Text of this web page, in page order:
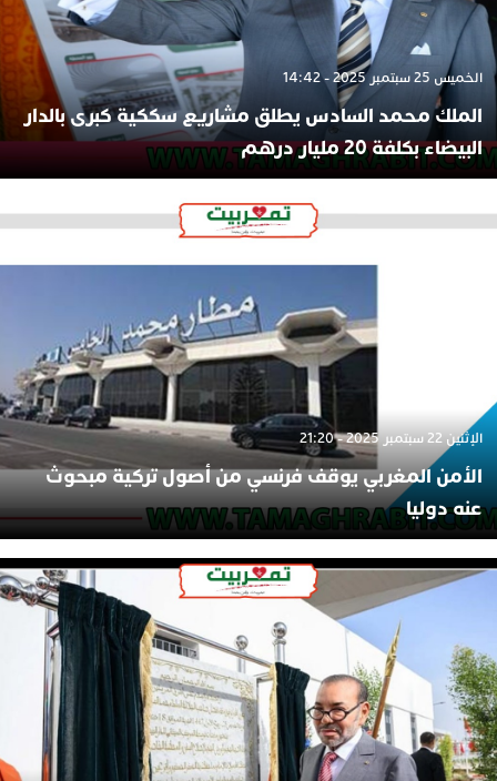
الخميس 25 سبتمبر 2025 - 14:42
الملك محمد السادس يطلق مشاريع سككية كبرى بالدار
البيضاء بكلفة 20 مليار درهم
الإثنين 22 سبتمبر 2025 - 21:20
الأمن المغربي يوقف فرنسي من أصول تركية مبحوث
عنه دوليا